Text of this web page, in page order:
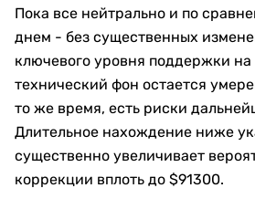
Пока все нейтрально и по
днем - без существенных
ключевого уровня поддержки
технический фон остается
то же время, есть риски
Длительное нахождение ниже
существенно увеличивает
коррекции вплоть до $91300.